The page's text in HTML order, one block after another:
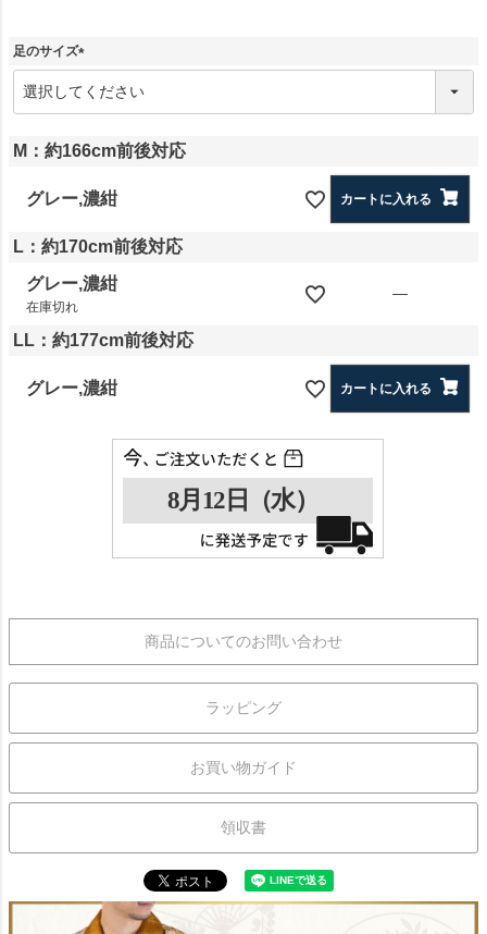
足のサイズ
(
必
須
M：約166cm前後対応
グレー,濃紺 カートに入れる
L：約170cm前後対応
グレー,濃紺
在庫切れ
—
LL：約177cm前後対応
グレー,濃紺 カートに入れる
商品についてのお問い合わせ
ラッピング
お買い物ガイド
領収書